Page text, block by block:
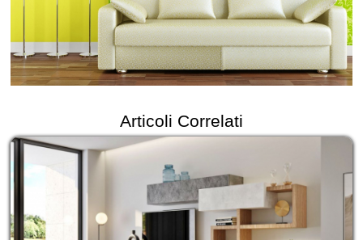
Articoli Correlati